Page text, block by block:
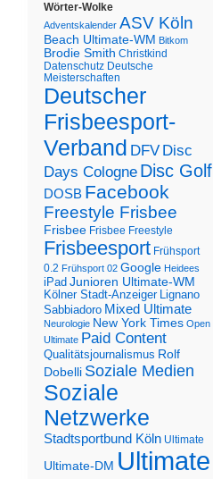
Wörter-Wolke
Adventskalender ASV Köln
Beach Ultimate-WM Bitkom
Brodie Smith Christkind
Datenschutz Deutsche
Meisterschaften
Deutscher
Frisbeesport-
Verband DFV Disc
Days Cologne Disc Golf
DOSB Facebook
Freestyle Frisbee
Frisbee Frisbee Freestyle
Frisbeesport Frühsport
0.2 Frühsport 02 Google Heidees
iPad Junioren Ultimate-WM
Kölner Stadt-Anzeiger Lignano
Sabbiadoro Mixed Ultimate
Neurologie New York Times Open
Ultimate Paid Content
Qualitätsjournalismus Rolf
Dobelli Soziale Medien
Soziale
Netzwerke
Stadtsportbund Köln Ultimate
Ultimate-DM Ultimate